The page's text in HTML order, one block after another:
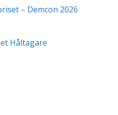
– Demcon 2026
Håltagare